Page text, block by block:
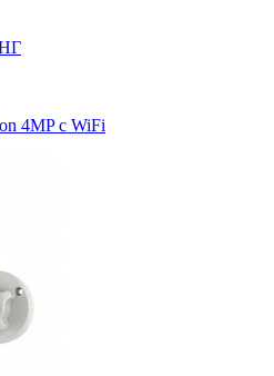
4MP c WiFi